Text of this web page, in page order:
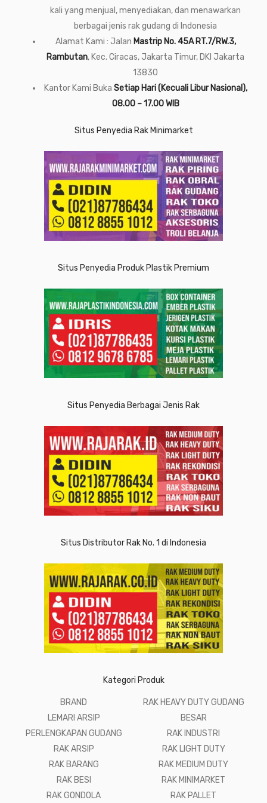
kali yang menjual, menyediakan, dan menawarkan
berbagai jenis rak gudang di Indonesia
Alamat Kami : Jalan Mastrip No. 45A RT.7/RW.3,
Rambutan, Kec. Ciracas, Jakarta Timur, DKI Jakarta
13830
Kantor Kami Buka Setiap Hari (Kecuali Libur Nasional),
08.00 – 17.00 WIB
Situs Penyedia Rak Minimarket
Situs Penyedia Produk Plastik Premium
Situs Penyedia Berbagai Jenis Rak
Situs Distributor Rak No. 1 di Indonesia
Kategori Produk
BRAND
LEMARI ARSIP
PERLENGKAPAN GUDANG
RAK ARSIP
RAK BARANG
RAK BESI
RAK GONDOLA
RAK HEAVY DUTY GUDANG
BESAR
RAK INDUSTRI
RAK LIGHT DUTY
RAK MEDIUM DUTY
RAK MINIMARKET
RAK PALLET